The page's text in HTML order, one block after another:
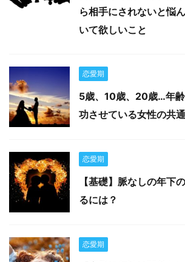
ら相手にされないと悩
いて欲しいこと
恋愛期
5歳、10歳、20歳…年
功させている女性の共
恋愛期
【基礎】脈なしの年下
るには？
恋愛期